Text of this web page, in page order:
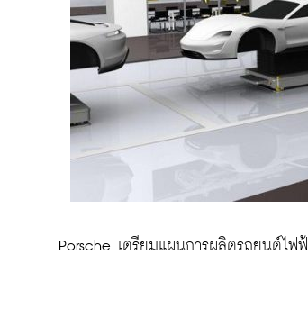
Porsche เตรียมแผนการผลิตรถยนต์ไฟฟ้